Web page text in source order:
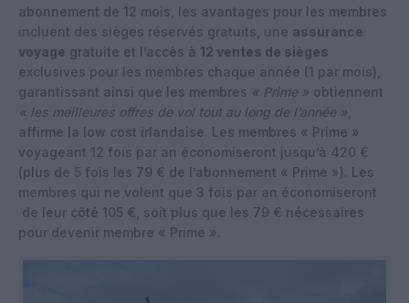
abonnement de 12 mois, les avantages pour les membres
incluent des sièges réservés gratuits, une assurance
voyage gratuite et l’accès à 12 ventes de sièges
exclusives pour les membres chaque année (1 par mois),
garantissant ainsi que les membres « Prime » obtiennent
« les meilleures offres de vol tout au long de l’année »,
affirme la low cost irlandaise. Les membres « Prime »
voyageant 12 fois par an économiseront jusqu’à 420 €
(plus de 5 fois les 79 € de l’abonnement « Prime »). Les
membres qui ne volent que 3 fois par an économiseront
de leur côté 105 €, soit plus que les 79 € nécessaires
pour devenir membre « Prime ».